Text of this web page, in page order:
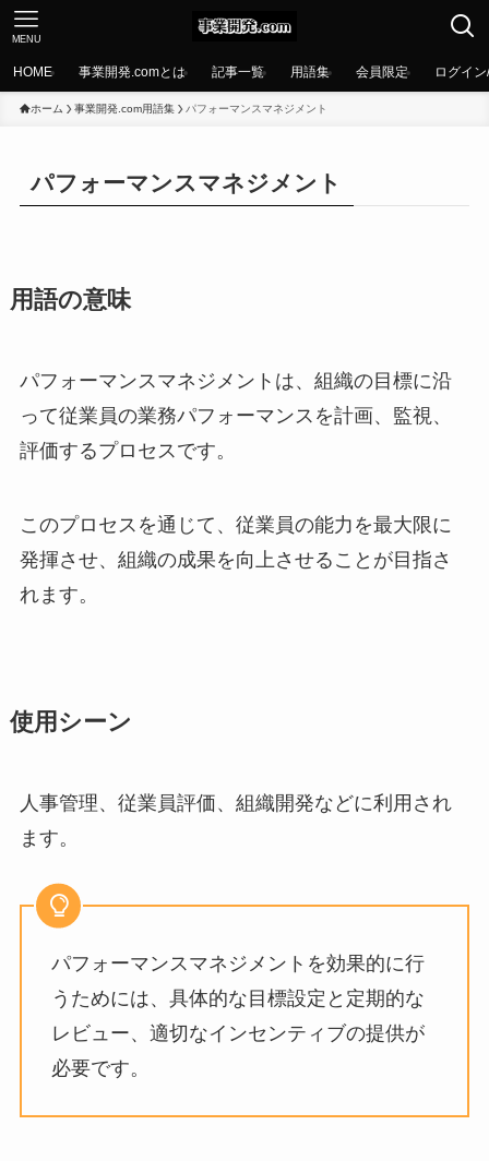
MENU
HOME 事業開発.comとは 記事一覧 用語集 会員限定 ログイ
ホーム 事業開発.com用語集 パフォーマンスマネジメント
パフォーマンスマネジメント
用語の意味
パフォーマンスマネジメントは、組織の目標に沿
って従業員の業務パフォーマンスを計画、監視、
評価するプロセスです。
このプロセスを通じて、従業員の能力を最大限に
発揮させ、組織の成果を向上させることが目指さ
れます。
使用シーン
人事管理、従業員評価、組織開発などに利用され
ます。
パフォーマンスマネジメントを効果的に行
うためには、具体的な目標設定と定期的な
レビュー、適切なインセンティブの提供が
必要です。